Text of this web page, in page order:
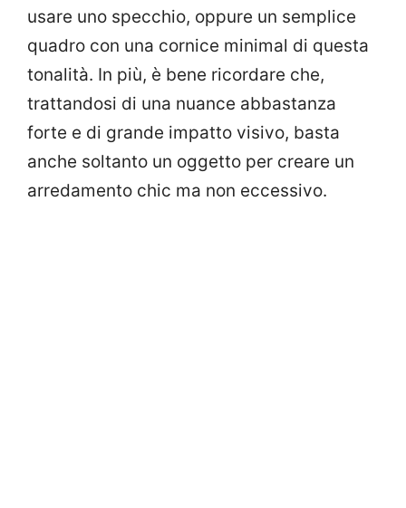
usare uno specchio, oppure un semplice
quadro con una cornice minimal di questa
tonalità. In più, è bene ricordare che,
trattandosi di una nuance abbastanza
forte e di grande impatto visivo, basta
anche soltanto un oggetto per creare un
arredamento chic ma non eccessivo.